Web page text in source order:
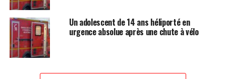
Un adolescent de 14 ans héliporté en
urgence absolue après une chute à vélo